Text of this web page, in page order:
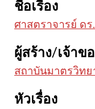
ชื่อเรื่อง
ศาสตราจารย์ ด
ผู้สร้าง/เจ้าข
สถาบันมาตรวิท
หัวเรื่อง